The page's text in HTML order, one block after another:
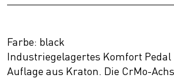
Farbe: black
Industriegelagertes Komfort
Auflage aus Kraton. Die CrMo-